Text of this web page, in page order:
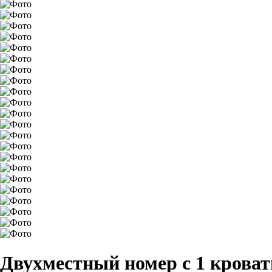
Двухместный номер с 1